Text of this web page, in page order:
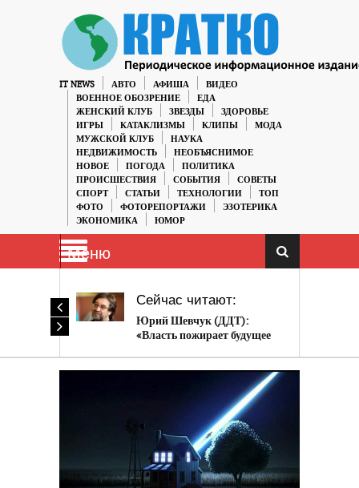
IT NEWS АВТО АФИША
ВИДЕО
ВОЕННОЕ ОБОЗРЕНИЕ
ЕДА
ЖЕНСКИЙ КЛУБ
ЗВЕЗДЫ
ЗДОРОВЬЕ
ИГРЫ
КАТАКЛИЗМЫ КЛИПЫ
МОДА
МУЖСКОЙ КЛУБ
НАУКА
НЕДВИЖИМОСТЬ
НЕОБЪЯСНИМОЕ
НОВОЕ
ПОГОДА
ПОЛИТИКА
ПРОИСШЕСТВИЯ
СОБЫТИЯ
СОВЕТЫ
СПОРТ
СТАТЬИ ТЕХНОЛОГИИ
ТОП
ФОТО
ФОТОРЕПОРТАЖИ
ЭЗОТЕРИКА
ЭКОНОМИКА
ЮМОР
Меню
Сейчас читают:
Юрий Шевчук (ДДТ):
«Власть пожирает будущее